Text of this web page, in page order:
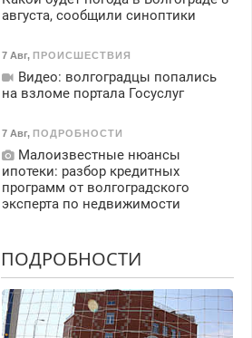
августа, сообщили синоптики
7 Авг, ПРОИСШЕСТВИЯ
Видео: волгоградцы попались
на взломе портала Госуслуг
7 Авг, ПОДРОБНОСТИ
Малоизвестные нюансы
ипотеки: разбор кредитных
программ от волгоградского
эксперта по недвижимости
ПОДРОБНОСТИ